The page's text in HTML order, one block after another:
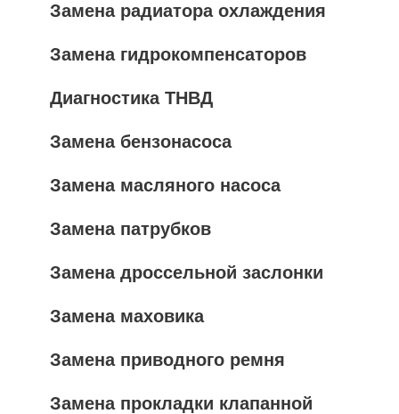
Замена радиатора охлаждения
Замена гидрокомпенсаторов
Диагностика ТНВД
Замена бензонасоса
Замена масляного насоса
Замена патрубков
Замена дроссельной заслонки
Замена маховика
Замена приводного ремня
Замена прокладки клапанной